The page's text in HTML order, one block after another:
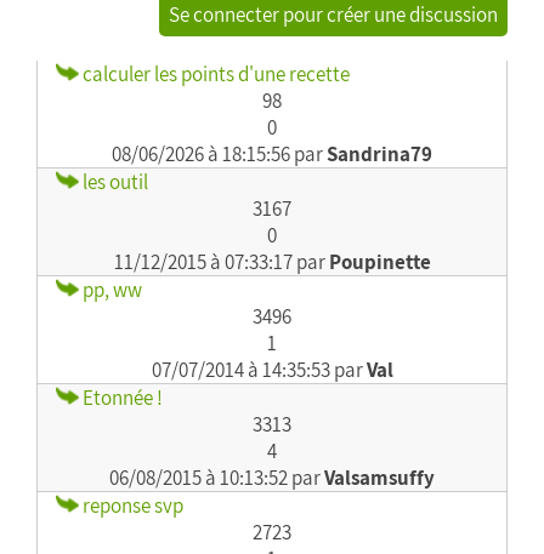
Se connecter pour créer une discussion
calculer les points d'une recette
98
0
08/06/2026 à 18:15:56 parSandrina79
les outil
3167
0
11/12/2015 à 07:33:17 parPoupinette
pp, ww
3496
1
07/07/2014 à 14:35:53 parVal
Etonnée !
3313
4
06/08/2015 à 10:13:52 parValsamsuffy
reponse svp
2723